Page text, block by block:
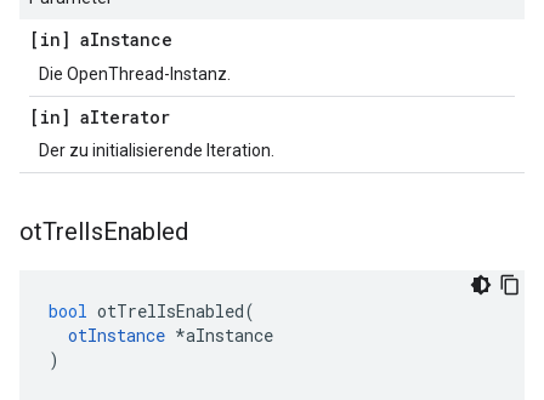
[in] aInstance
Die OpenThread-Instanz.
[in] aIterator
Der zu initialisierende Iteration.
otTrelIsEnabled
bool otTrelIsEnabled(
otInstance *aInstance
)